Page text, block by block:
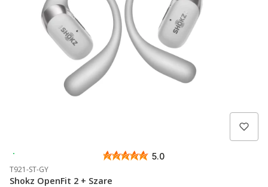
5.0
T921-ST-GY
Shokz OpenFit 2 + Szare